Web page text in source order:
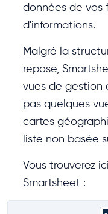
données de vos
d'informations.
Malgré la
repose,
vues de gestion
pas quelques
cartes
liste non basée
Vous trouverez
Smartsheet :